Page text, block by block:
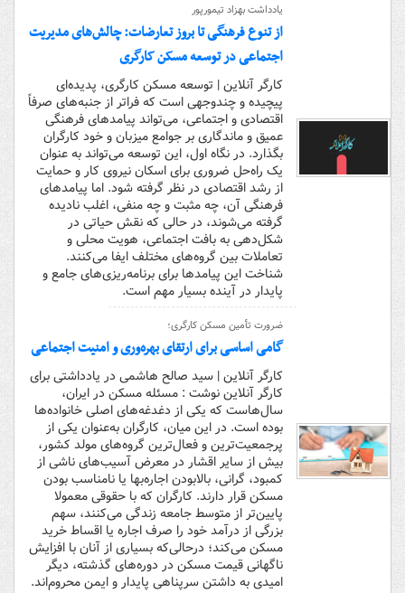
یادداشت بهزاد تیمورپور
از تنوع فرهنگی تا بروز تعارضات: چالش‌های مدیریت
اجتماعی در توسعه مسکن کارگری
کارگر آنلاین | توسعه مسکن کارگری، پدیده‌ای
پیچیده و چندوجهی است که فراتر از جنبه‌های صرفاً
اقتصادی و اجتماعی، می‌تواند پیامدهای فرهنگی
عمیق و ماندگاری بر جوامع میزبان و خود کارگران
بگذارد. در نگاه اول، این توسعه می‌تواند به عنوان
یک راه‌حل ضروری برای اسکان نیروی کار و حمایت
از رشد اقتصادی در نظر گرفته شود. اما پیامدهای
فرهنگی آن، چه مثبت و چه منفی، اغلب نادیده
گرفته می‌شوند، در حالی که نقش حیاتی در
شکل‌دهی به بافت اجتماعی، هویت محلی و
تعاملات بین گروه‌های مختلف ایفا می‌کنند.
شناخت این پیامدها برای برنامه‌ریزی‌های جامع و
پایدار در آینده بسیار مهم است.
ضرورت تأمین مسکن کارگری؛
گامی اساسی برای ارتقای بهره‌وری و امنیت اجتماعی
کارگر آنلاین | سید صالح هاشمی در یادداشتی برای
کارگر آنلاین نوشت : مسئله مسکن در ایران،
سال‌هاست که یکی از دغدغه‌های اصلی خانواده‌ها
بوده است. در این میان، کارگران به‌عنوان یکی از
پرجمعیت‌ترین و فعال‌ترین گروه‌های مولد کشور،
بیش از سایر اقشار در معرض آسیب‌های ناشی از
کمبود، گرانی، بالابودن اجاره‌بها یا نامناسب بودن
مسکن قرار دارند. کارگران که با حقوقی معمولا
پایین‌تر از متوسط جامعه زندگی می‌کنند، سهم
بزرگی از درآمد خود را صرف اجاره یا اقساط خرید
مسکن می‌کند؛ درحالی‌که بسیاری از آنان با افزایش
ناگهانی قیمت مسکن در دوره‌های گذشته، دیگر
امیدی به داشتن سرپناهی پایدار و ایمن محروم‌اند.